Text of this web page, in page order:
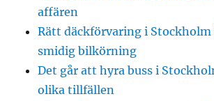
affären
Rätt däckförvaring i Stockholm
smidig bilkörning
Det går att hyra buss i
olika tillfällen